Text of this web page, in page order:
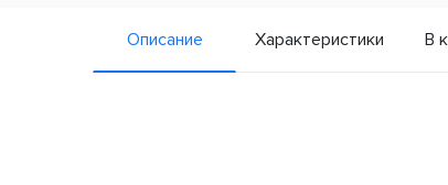
Описание Характеристики В